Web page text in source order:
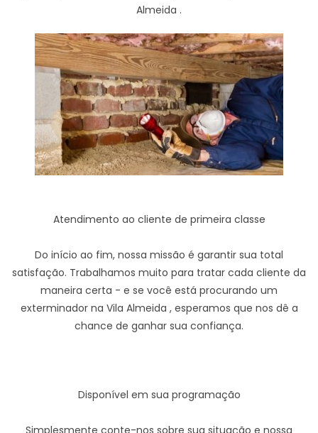
Almeida .
Atendimento ao cliente de primeira classe
Do início ao fim, nossa missão é garantir sua total
satisfação. Trabalhamos muito para tratar cada cliente da
maneira certa - e se você está procurando um
exterminador na Vila Almeida , esperamos que nos dê a
chance de ganhar sua confiança.
Disponível em sua programação
Simplesmente conte-nos sobre sua situação e nossa